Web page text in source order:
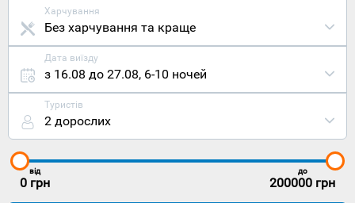
Харчування
Без харчування та краще
Дата виїзду
з 16.08 до 27.08, 6-10 ночей
Туристів
2 дорослих
від
0 грн
до
200000 грн